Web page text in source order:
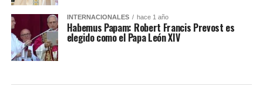
INTERNACIONALES hace 1 año
Habemus Papam: Robert Francis Prevost es
elegido como el Papa León XIV